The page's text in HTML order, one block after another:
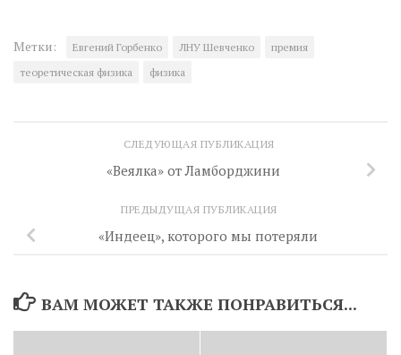
Метки: Евгений Горбенко ЛНУ Шевченко
премия
теоретическая физика
физика
СЛЕДУЮЩАЯ ПУБЛИКАЦИЯ
«Веялка» от Ламборджини
ПРЕДЫДУЩАЯ ПУБЛИКАЦИЯ
«Индеец», которого мы потеряли
ВАМ МОЖЕТ ТАКЖЕ ПОНРАВИТЬСЯ...